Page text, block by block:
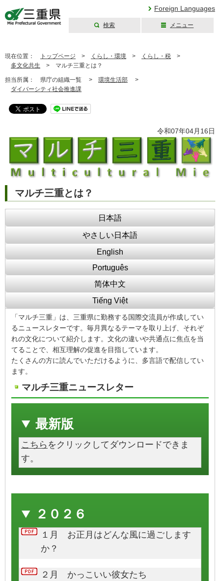
Foreign Languages
検索 メニュー
現在位置： トップページ > くらし・環境 > くらし・税 >
多文化共生 > マルチ三重とは？
担当所属： 県庁の組織一覧 > 環境生活部 >
ダイバーシティ社会推進課
令和07年04月16日
マルチ三重とは？
日本語
やさしい日本語
English
Português
简体中文
Tiếng Việt
「マルチ三重」は、三重県に勤務する国際交流員が作成してい
るニュースレターです。毎月異なるテーマを取り上げ、それぞ
れの文化について紹介します。文化の違いや共通点に焦点を当
てることで、相互理解の促進を目指しています。
たくさんの方に読んでいただけるように、多言語で配信してい
ます。
マルチ三重ニュースレター
最新版
こちら をクリックしてダウンロードできま
す。
２０２６
１月 お正月はどんな風に過ごします
か？
２月 かっこいい彼女たち